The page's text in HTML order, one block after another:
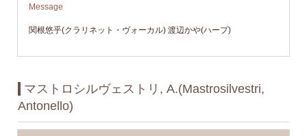
Message
関根悠乎(クラリネット・ヴォーカル) 渡辺かや(ハープ)
マストロシルヴェストリ, A.(Mastrosilvestri,
Antonello)